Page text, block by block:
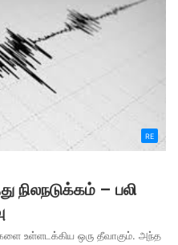
RE
நிலநடுக்கம் – பலி
உள்ளடக்கிய ஒரு தீவாகும். அந்த